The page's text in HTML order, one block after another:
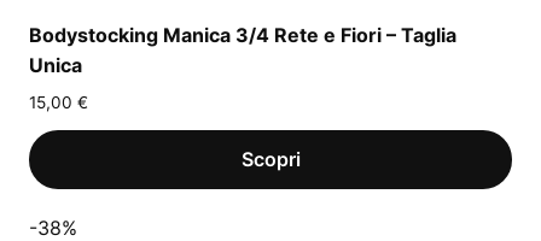
Bodystocking Manica 3/4 Rete e Fiori – Taglia
Unica
15,00 €
-38%